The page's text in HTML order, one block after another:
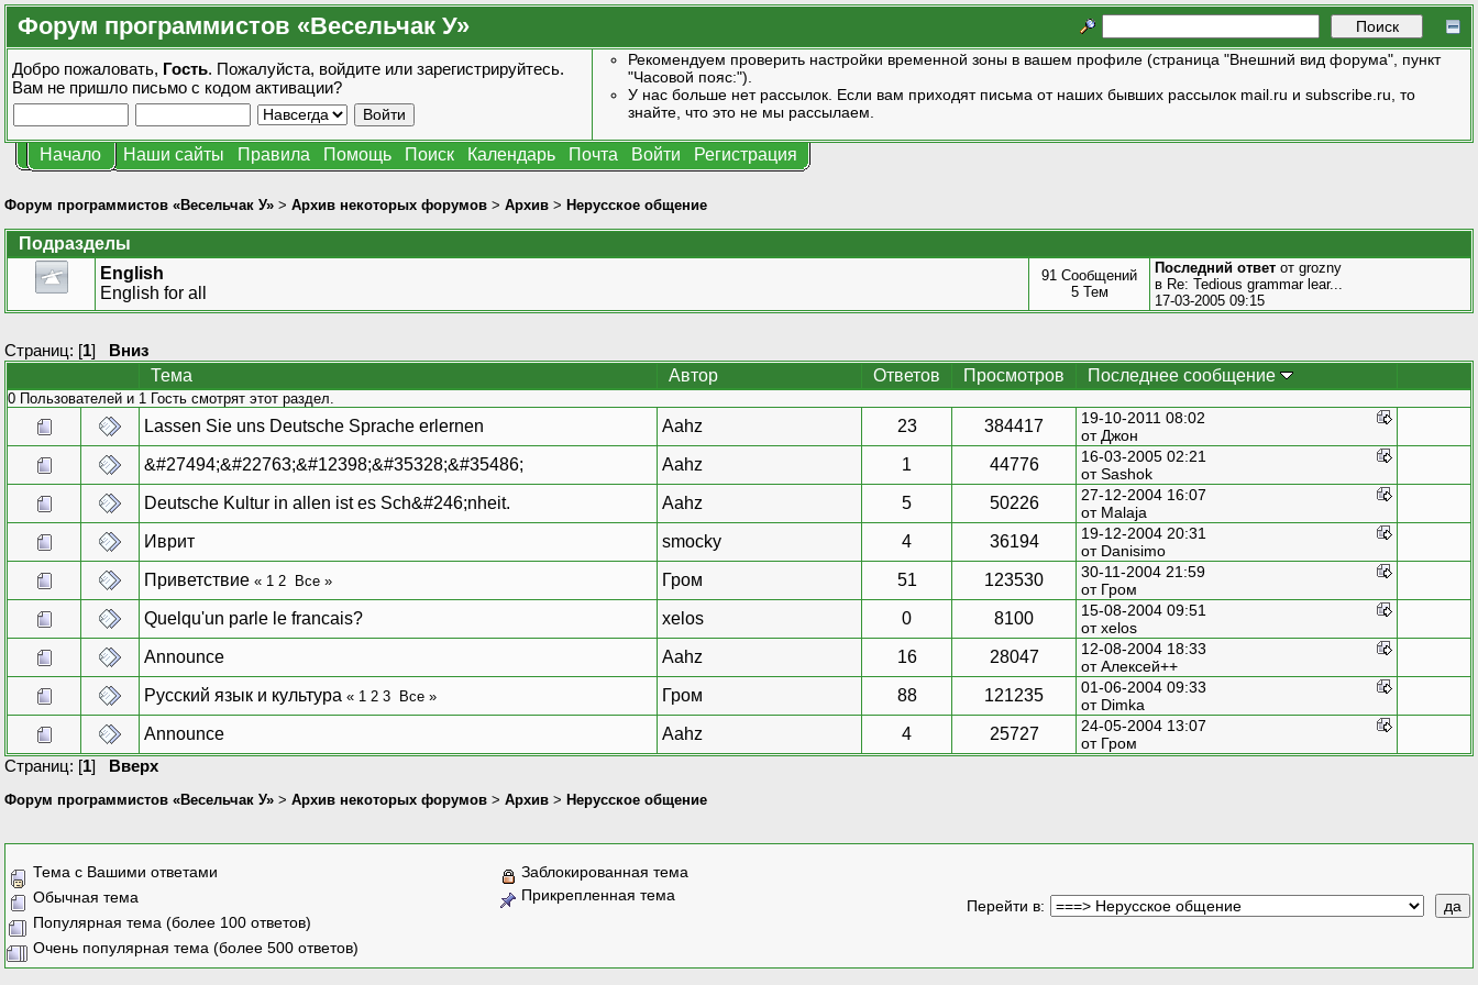
Форум программистов «Весельчак У»
Добро пожаловать, Гость. Пожалуйста, войдите или зарегистрируйтесь.
Вам не пришло письмо с кодом активации?
Рекомендуем проверить настройки временной зоны в вашем профиле (страница "Внешний вид форума", пункт
"Часовой пояс:").
У нас больше нет рассылок. Если вам приходят письма от наших бывших рассылок mail.ru и subscribe.ru, то
знайте, что это не мы рассылаем.
Начало Наши сайты Правила Помощь Поиск Календарь Почта Войти Регистрация
Форум программистов «Весельчак У» > Архив некоторых форумов > Архив > Нерусское общение
Подразделы
English
English for all
91 Сообщений
5 Тем
Последний ответ от grozny
в Re: Tedious grammar lear...
17-03-2005 09:15
Страниц: [1] Вниз
Тема
Автор Ответов Просмотров Последнее сообщение
0 Пользователей и 1 Гость смотрят этот раздел.
Lassen Sie uns Deutsche Sprache erlernen Aahz 23 384417
19-10-2011 08:02
от Джон
&#27494;&#22763;&#12398;&#35328;&#35486; Aahz 1 44776
16-03-2005 02:21
отSashok
Deutsche Kultur in allen ist es Sch&#246;nheit. Aahz 5 50226
27-12-2004 16:07
от Malaja
Иврит smocky 4 36194
19-12-2004 20:31
от Danisimo
Приветствие « 1 2 Все » Гром 51 123530
30-11-2004 21:59
от Гром
Quelqu'un parle le francais? xelos 0 8100
15-08-2004 09:51
от xelos
Announce Aahz 16 28047
12-08-2004 18:33
отАлексей++
Русский язык и культура « 1 2 3 Все » Гром 88 121235
01-06-2004 09:33
от Dimka
Announce Aahz 4 25727
24-05-2004 13:07
от Гром
Страниц: [1] Вверх
Форум программистов «Весельчак У» > Архив некоторых форумов > Архив > Нерусское общение
Тема с Вашими ответами
Обычная тема
Популярная тема (более 100 ответов)
Очень популярная тема (более 500 ответов)
Заблокированная тема
Прикрепленная тема
Перейти в: